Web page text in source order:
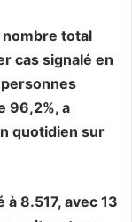
nombre total
cas signalé en
96,2%, a
quotidien sur
8.517, avec 13